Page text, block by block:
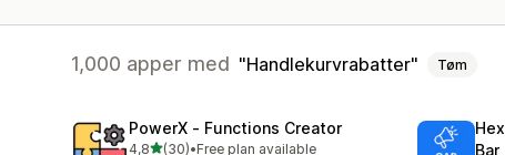
1,000 apper med Handlekurvrabatter Tøm
PowerX ‑ Functions Creator
4,8av 5 stjerner
(30)•Free plan available
Bar